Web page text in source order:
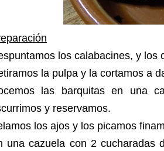
los calabacines, y los
la pulpa y la cortamos a
las barquitas en una
y reservamos.
los ajos y los picamos
una cazuela con 2 cucharadas